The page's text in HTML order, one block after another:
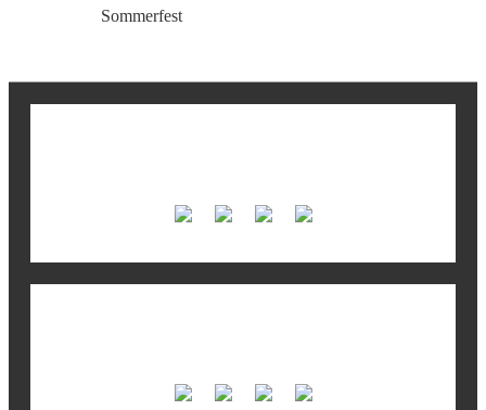
Sommerfest